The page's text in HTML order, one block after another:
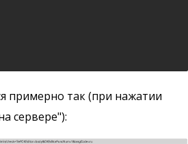
примерно так (при нажатии
сервере"):